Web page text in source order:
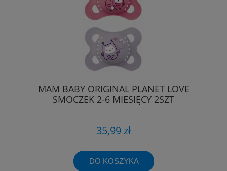
MAM BABY ORIGINAL PLANET LOVE
SMOCZEK 2-6 MIESIĘCY 2SZT
35,99 zł
DO KOSZYKA